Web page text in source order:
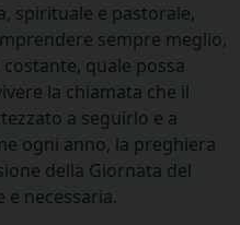
spirituale e pastorale,
sempre meglio,
quale possa
la chiamata che il
a seguirlo e a
ogni anno, la preghiera
della Giornata del
e necessaria.